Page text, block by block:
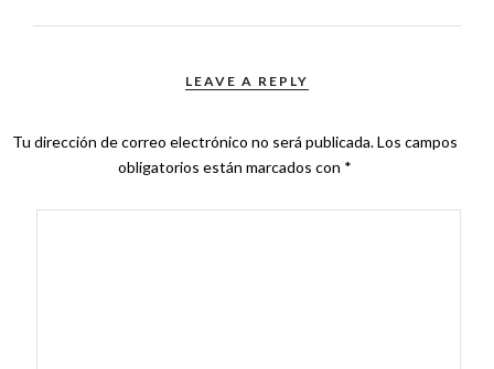
LEAVE A REPLY
Tu dirección de correo electrónico no será publicada.Los campos
obligatorios están marcados con *